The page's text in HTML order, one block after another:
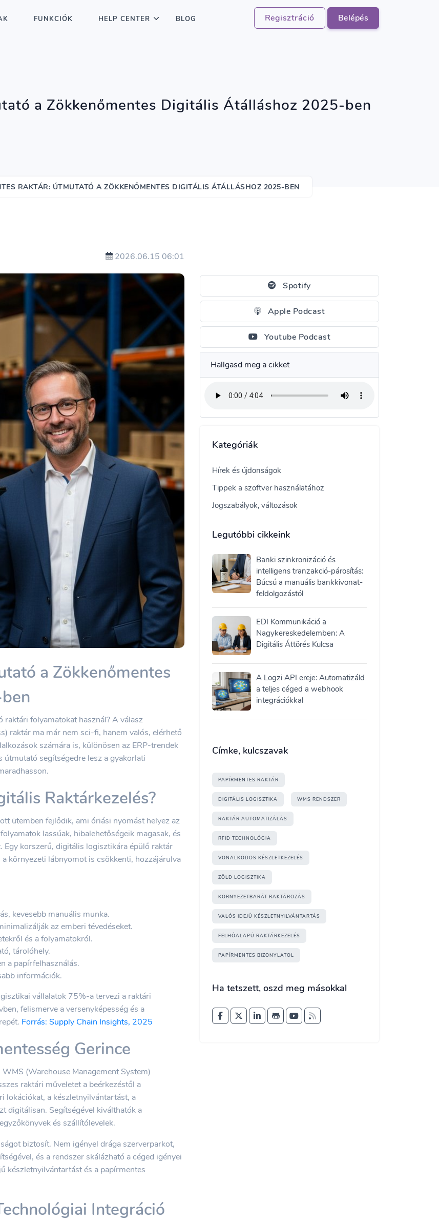
Regisztráció Belépés
FUNKCIÓK HELP CENTER BLOG
a Zökkenőmentes Digitális Átálláshoz 2025-ben
RAKTÁR: ÚTMUTATÓ A ZÖKKENŐMENTES DIGITÁLIS ÁTÁLLÁSHOZ 2025-BEN
2026.06.15 06:01
a Zökkenőmentes
raktári folyamatokat használ? A válasz
raktár ma már nem sci-fi, hanem valós, elérhető
számára is, különösen az ERP-trendek
útmutató segítségedre lesz a gyakorlati
Raktárkezelés?
ütemben fejlődik, ami óriási nyomást helyez az
lassúak, hibalehetőségeik magasak, és
korszerű, digitális logisztikára épülő raktár
környezeti lábnyomot is csökkenti, hozzájárulva
kevesebb manuális munka.
az emberi tévedéseket.
és a folyamatokról.
tárolóhely.
a papírfelhasználás.
információk.
vállalatok 75%-a tervezi a raktári
felismerve a versenyképesség és a
Forrás: Supply Chain Insights, 2025
Gerince
(Warehouse Management System)
raktári műveletet a beérkezéstől a
lokációkat, a készletnyilvántartást, a
digitálisan. Segítségével kiválthatók a
és szállítólevelek.
biztosít. Nem igényel drága szerverparkot,
és a rendszer skálázható a céged igényei
készletnyilvántartást és a papírmentes
Integráció
Spotify
Apple Podcast
Youtube Podcast
Hallgasd meg a cikket
Kategóriák
Hírek és újdonságok
Tippek a szoftver használatához
Jogszabályok, változások
Legutóbbi cikkeink
Banki szinkronizáció és
intelligens tranzakció-párosítás:
Búcsú a manuális bankkivonat-
feldolgozástól
EDI Kommunikáció a
Nagykereskedelemben: A
Digitális Áttörés Kulcsa
A Logzi API ereje: Automatizáld
a teljes céged a webhook
integrációkkal
Címke, kulcszavak
PAPÍRMENTES RAKTÁR
DIGITÁLIS LOGISZTIKA WMS RENDSZER
RAKTÁR AUTOMATIZÁLÁS
RFID TECHNOLÓGIA
VONALKÓDOS KÉSZLETKEZELÉS
ZÖLD LOGISZTIKA
KÖRNYEZETBARÁT RAKTÁROZÁS
VALÓS IDEJŰ KÉSZLETNYILVÁNTARTÁS
FELHŐALAPÚ RAKTÁRKEZELÉS
PAPÍRMENTES BIZONYLATOL
Ha tetszett, oszd meg másokkal